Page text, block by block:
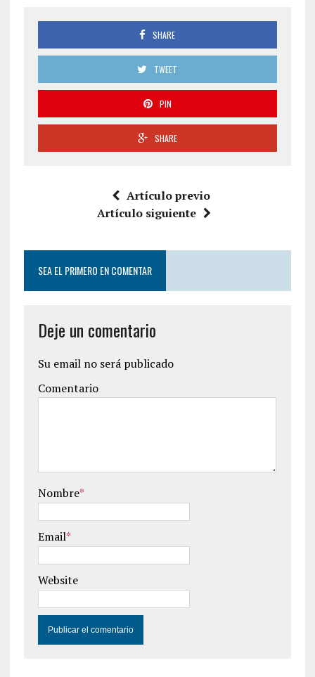
SHARE
TWEET
PIN
SHARE
Artículo previo
Artículo siguiente
SEA EL PRIMERO EN COMENTAR
Deje un comentario
Su email no será publicado
Comentario
Nombre*
Email*
Website